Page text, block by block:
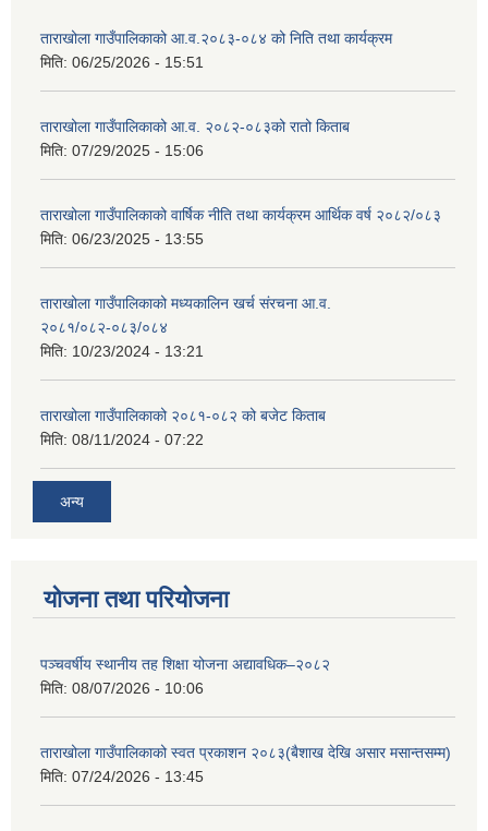
ताराखोला गाउँपालिकाको आ.व.२०८३-०८४ को निति तथा कार्यक्रम
मिति: 06/25/2026 - 15:51
ताराखोला गाउँपालिकाको आ.व. २०८२-०८३को रातो किताब
मिति: 07/29/2025 - 15:06
ताराखोला गाउँपालिकाको वार्षिक नीति तथा कार्यक्रम आर्थिक वर्ष २०८२/०८३
मिति: 06/23/2025 - 13:55
ताराखोला गाउँपालिकाको मध्यकालिन खर्च संरचना आ.व.
२०८१/०८२-०८३/०८४
मिति: 10/23/2024 - 13:21
ताराखोला गाउँपालिकाको २०८१-०८२ को बजेट किताब
मिति: 08/11/2024 - 07:22
अन्य
योजना तथा परियोजना
पञ्चवर्षीय स्थानीय तह शिक्षा योजना अद्यावधिक–२०८२
मिति: 08/07/2026 - 10:06
ताराखोला गाउँपालिकाको स्वत प्रकाशन २०८३(बैशाख देखि असार मसान्तसम्म)
मिति: 07/24/2026 - 13:45